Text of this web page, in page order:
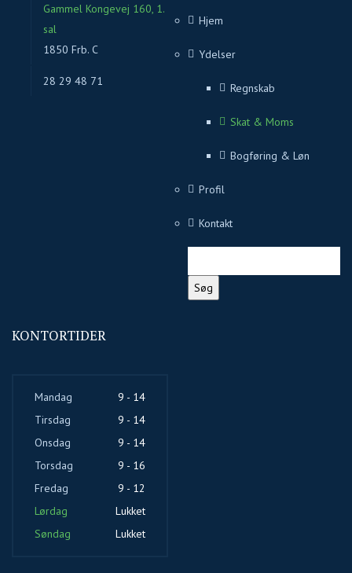
Gammel Kongevej 160, 1.
sal
1850 Frb. C
28 29 48 71
Hjem
Ydelser
Regnskab
Skat & Moms
Bogføring & Løn
Profil
Kontakt
efter:
KONTORTIDER
Mandag
9 - 14
Tirsdag
9 - 14
Onsdag
9 - 14
Torsdag
9 - 16
Fredag
9 - 12
Lørdag
Lukket
Søndag
Lukket